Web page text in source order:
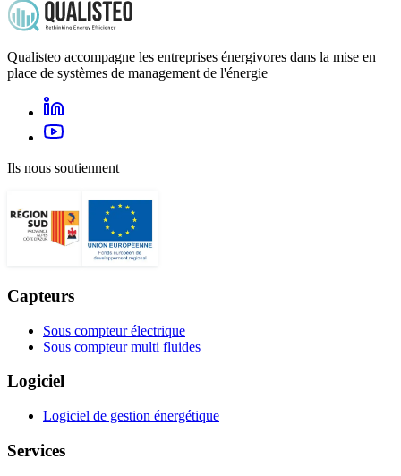
Qualisteo accompagne les entreprises énergivores dans la mise en
place de systèmes de management de l'énergie
Ils nous soutiennent
Capteurs
Sous compteur électrique
Sous compteur multi fluides
Logiciel
Logiciel de gestion énergétique
Services